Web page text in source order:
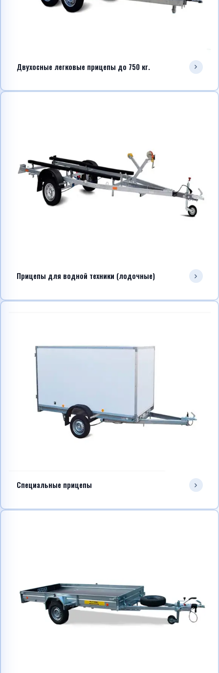
Двухосные легковые прицепы до 750 кг.
Прицепы для водной техники (лодочные)
Специальные прицепы